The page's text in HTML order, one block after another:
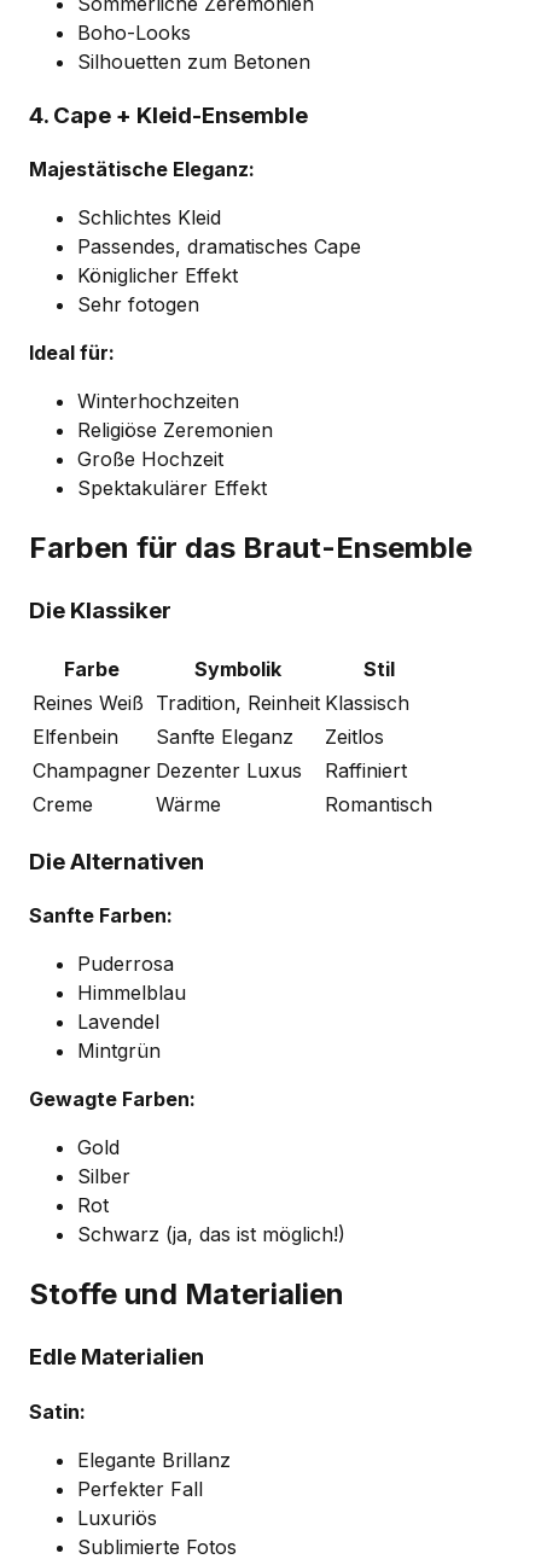
Boho-Looks
Silhouetten zum Betonen
4. Cape + Kleid-Ensemble
Majestätische Eleganz:
Schlichtes Kleid
Passendes, dramatisches Cape
Königlicher Effekt
Sehr fotogen
Ideal für:
Winterhochzeiten
Religiöse Zeremonien
Große Hochzeit
Spektakulärer Effekt
Farben für das Braut-Ensemble
Die Klassiker
Farbe Symbolik
Stil
Reines Weiß Tradition, Reinheit Klassisch
Elfenbein
Sanfte Eleganz
Zeitlos
Champagner Dezenter Luxus
Raffiniert
Creme
Wärme Romantisch
Die Alternativen
Sanfte Farben:
Puderrosa
Himmelblau
Lavendel
Mintgrün
Gewagte Farben:
Gold
Silber
Rot
Schwarz (ja, das ist möglich!)
Stoffe und Materialien
Edle Materialien
Satin:
Elegante Brillanz
Perfekter Fall
Luxuriös
Sublimierte Fotos